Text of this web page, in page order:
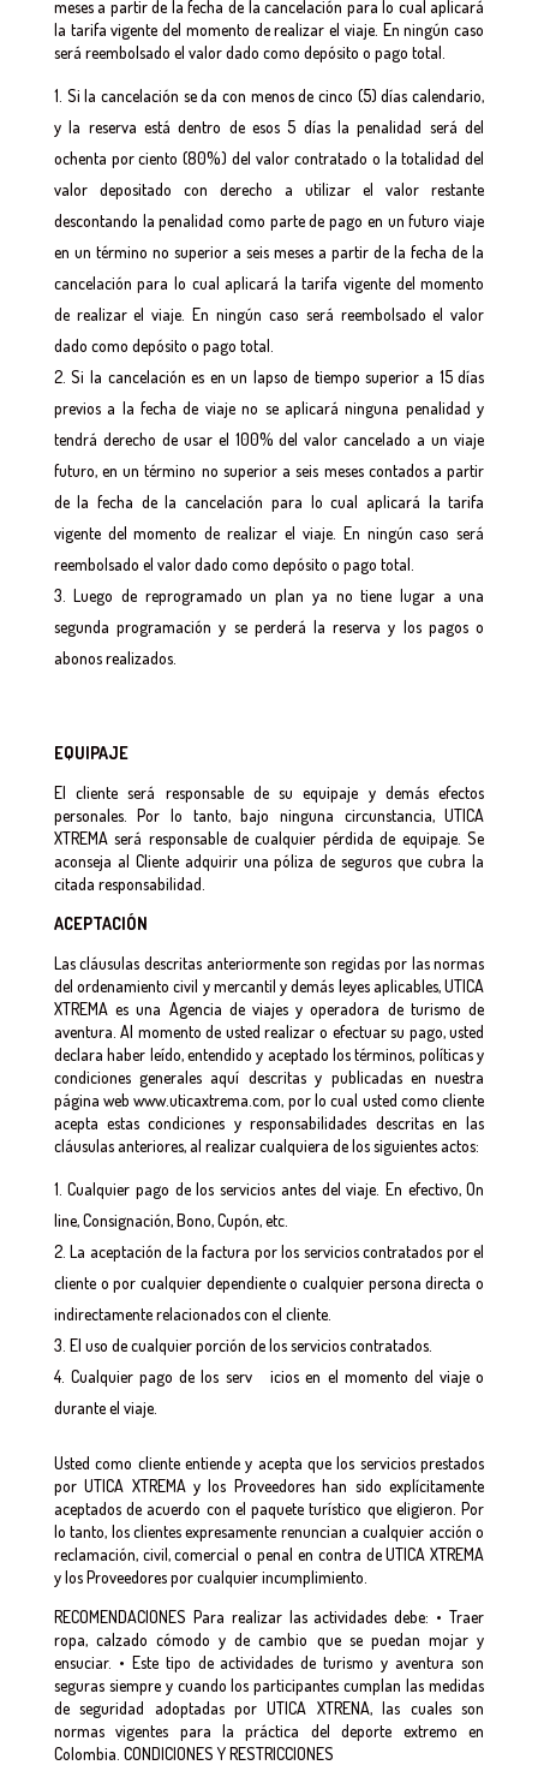
meses a partir de la fecha de la cancelación para lo cual aplicará
la tarifa vigente del momento de realizar el viaje. En ningún caso
será reembolsado el valor dado como depósito o pago total.
Si la cancelación se da con menos de cinco (5) días calendario,
y la reserva está dentro de esos 5 días la penalidad será del
ochenta por ciento (80%) del valor contratado o la totalidad del
valor depositado con derecho a utilizar el valor restante
descontando la penalidad como parte de pago en un futuro viaje
en un término no superior a seis meses a partir de la fecha de la
cancelación para lo cual aplicará la tarifa vigente del momento
de realizar el viaje. En ningún caso será reembolsado el valor
dado como depósito o pago total.
Si la cancelación es en un lapso de tiempo superior a 15 días
previos a la fecha de viaje no se aplicará ninguna penalidad y
tendrá derecho de usar el 100% del valor cancelado a un viaje
futuro, en un término no superior a seis meses contados a partir
de la fecha de la cancelación para lo cual aplicará la tarifa
vigente del momento de realizar el viaje. En ningún caso será
reembolsado el valor dado como depósito o pago total.
Luego de reprogramado un plan ya no tiene lugar a una
segunda programación y se perderá la reserva y los pagos o
abonos realizados.
EQUIPAJE
El cliente será responsable de su equipaje y demás efectos
personales. Por lo tanto, bajo ninguna circunstancia, UTICA
XTREMA será responsable de cualquier pérdida de equipaje. Se
aconseja al Cliente adquirir una póliza de seguros que cubra la
citada responsabilidad.
ACEPTACIÓN
Las cláusulas descritas anteriormente son regidas por las normas
del ordenamiento civil y mercantil y demás leyes aplicables, UTICA
XTREMA es una Agencia de viajes y operadora de turismo de
aventura. Al momento de usted realizar o efectuar su pago, usted
declara haber leído, entendido y aceptado los términos, políticas y
condiciones generales aquí descritas y publicadas en nuestra
página web www.uticaxtrema.com, por lo cual usted como cliente
acepta estas condiciones y responsabilidades descritas en las
cláusulas anteriores, al realizar cualquiera de los siguientes actos:
Cualquier pago de los servicios antes del viaje. En efectivo, On
line, Consignación, Bono, Cupón, etc.
La aceptación de la factura por los servicios contratados por el
cliente o por cualquier dependiente o cualquier persona directa o
indirectamente relacionados con el cliente.
El uso de cualquier porción de los servicios contratados.
Cualquier pago de los serv icios en el momento del viaje o
durante el viaje.
Usted como cliente entiende y acepta que los servicios prestados
por UTICA XTREMA y los Proveedores han sido explícitamente
aceptados de acuerdo con el paquete turístico que eligieron. Por
lo tanto, los clientes expresamente renuncian a cualquier acción o
reclamación, civil, comercial o penal en contra de UTICA XTREMA
y los Proveedores por cualquier incumplimiento.
RECOMENDACIONES Para realizar las actividades debe: • Traer
ropa, calzado cómodo y de cambio que se puedan mojar y
ensuciar. • Este tipo de actividades de turismo y aventura son
seguras siempre y cuando los participantes cumplan las medidas
de seguridad adoptadas por UTICA XTRENA, las cuales son
normas vigentes para la práctica del deporte extremo en
Colombia. CONDICIONES Y RESTRICCIONES